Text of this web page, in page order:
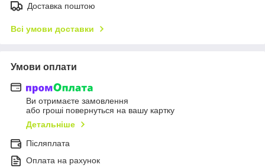
Доставка поштою
Всі умови доставки
Умови оплати
Ви отримаєте замовлення
або гроші повернуться на вашу картку
Детальніше
Післяплата
Оплата на рахунок